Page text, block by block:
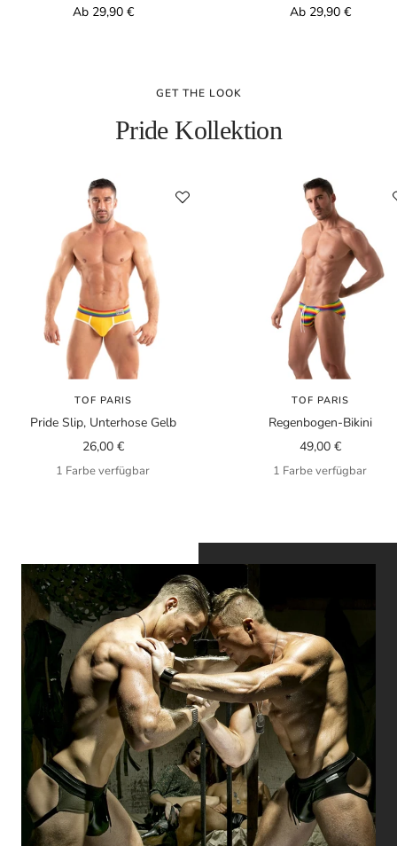
Angebotspreis
Ab 29,90 €
Angebotspreis
Ab 29,90 €
GET THE LOOK
Pride Kollektion
TOF PARIS
Pride Slip, Unterhose Gelb
Angebotspreis
26,00 €
1 Farbe verfügbar
TOF PARIS
Regenbogen-Bikini
Angebotspreis
49,00 €
1 Farbe verfügbar